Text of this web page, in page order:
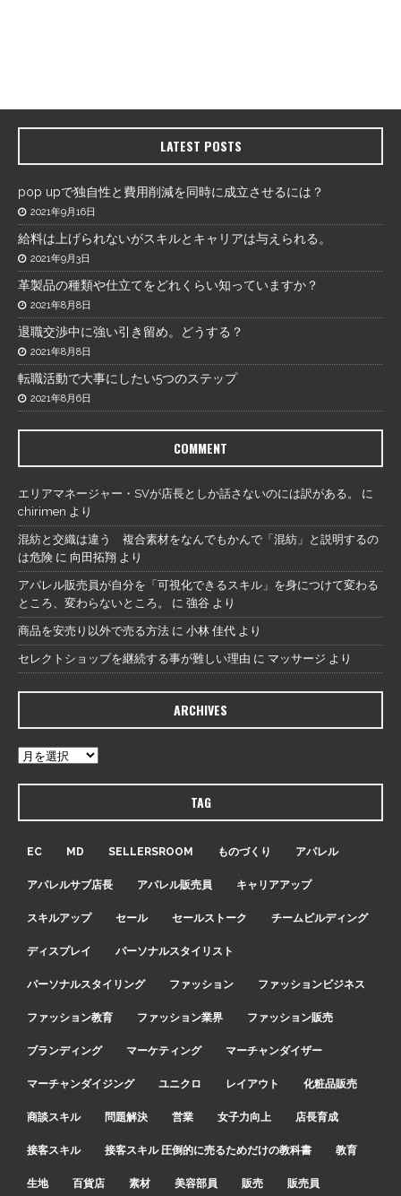
LATEST POSTS
pop upで独自性と費用削減を同時に成立させるには？
2021年9月16日
給料は上げられないがスキルとキャリアは与えられる。
2021年9月3日
革製品の種類や仕立てをどれくらい知っていますか？
2021年8月8日
退職交渉中に強い引き留め。どうする？
2021年8月8日
転職活動で大事にしたい5つのステップ
2021年8月6日
COMMENT
エリアマネージャー・SVが店長としか話さないのには訳がある。
に
chirimen より
混紡と交織は違う 複合素材をなんでもかんで「混紡」と説明するの
は危険 に 向田拓翔 より
アパレル販売員が自分を「可視化できるスキル」を身につけて変わる
ところ、変わらないところ。
に 強谷 より
商品を安売り以外で売る方法 に 小林 佳代 より
セレクトショップを継続する事が難しい理由 に マッサージ より
ARCHIVES
TAG
EC MD SELLERSROOM ものづくり アパレル
アパレルサブ店長 アパレル販売員 キャリアアップ
スキルアップ セール セールストーク チームビルディング
ディスプレイ パーソナルスタイリスト
パーソナルスタイリング ファッション ファッションビジネス
ファッション教育 ファッション業界 ファッション販売
ブランディング マーケティング マーチャンダイザー
マーチャンダイジング ユニクロ レイアウト 化粧品販売
商談スキル 問題解決 営業 女子力向上 店長育成
接客スキル 接客スキル 圧倒的に売るためだけの教科書 教育
生地 百貨店 素材 美容部員 販売 販売員